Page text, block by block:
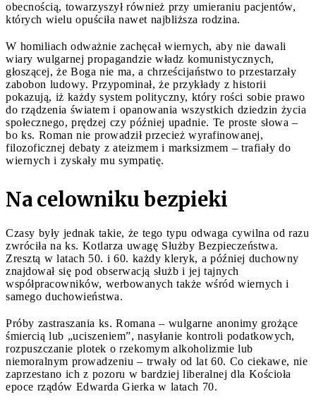
obecnością, towarzyszył również przy umieraniu pacjentów,
których wielu opuściła nawet najbliższa rodzina.
W homiliach odważnie zachęcał wiernych, aby nie dawali
wiary wulgarnej propagandzie władz komunistycznych,
głoszącej, że Boga nie ma, a chrześcijaństwo to przestarzały
zabobon ludowy. Przypominał, że przykłady z historii
pokazują, iż każdy system polityczny, który rości sobie prawo
do rządzenia światem i opanowania wszystkich dziedzin życia
społecznego, prędzej czy później upadnie. Te proste słowa –
bo ks. Roman nie prowadził przecież wyrafinowanej,
filozoficznej debaty z ateizmem i marksizmem – trafiały do
wiernych i zyskały mu sympatię.
Na celowniku bezpieki
Czasy były jednak takie, że tego typu odwaga cywilna od razu
zwróciła na ks. Kotlarza uwagę Służby Bezpieczeństwa.
Zresztą w latach 50. i 60. każdy kleryk, a później duchowny
znajdował się pod obserwacją służb i jej tajnych
współpracowników, werbowanych także wśród wiernych i
samego duchowieństwa.
Próby zastraszania ks. Romana – wulgarne anonimy grożące
śmiercią lub „uciszeniem”, nasyłanie kontroli podatkowych,
rozpuszczanie plotek o rzekomym alkoholizmie lub
niemoralnym prowadzeniu – trwały od lat 60. Co ciekawe, nie
zaprzestano ich z pozoru w bardziej liberalnej dla Kościoła
epoce rządów Edwarda Gierka w latach 70.